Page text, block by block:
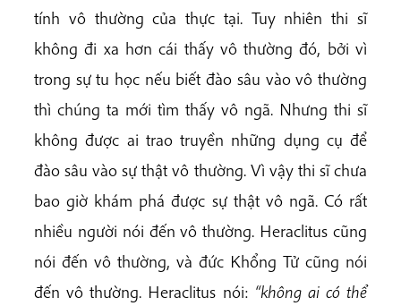
tính vô thường của thực tại. Tuy nhiên thi sĩ
không đi xa hơn cái thấy vô thường đó, bởi vì
trong sự tu học nếu biết đào sâu vào vô thường
thì chúng ta mới tìm thấy vô ngã. Nhưng thi sĩ
không được ai trao truyền những dụng cụ để
đào sâu vào sự thật vô thường. Vì vậy thi sĩ chưa
bao giờ khám phá được sự thật vô ngã. Có rất
nhiều người nói đến vô thường. Heraclitus cũng
nói đến vô thường, và đức Khổng Tử cũng nói
đến vô thường. Heraclitus nói: “không ai có thể